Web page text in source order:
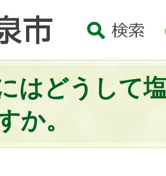
はどうして
か。